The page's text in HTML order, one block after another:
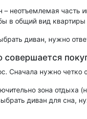
неотъемлемая часть
в общий вид
диван, нужно
совершается
Сначала нужно четко
зона отдыха
диван для сна,